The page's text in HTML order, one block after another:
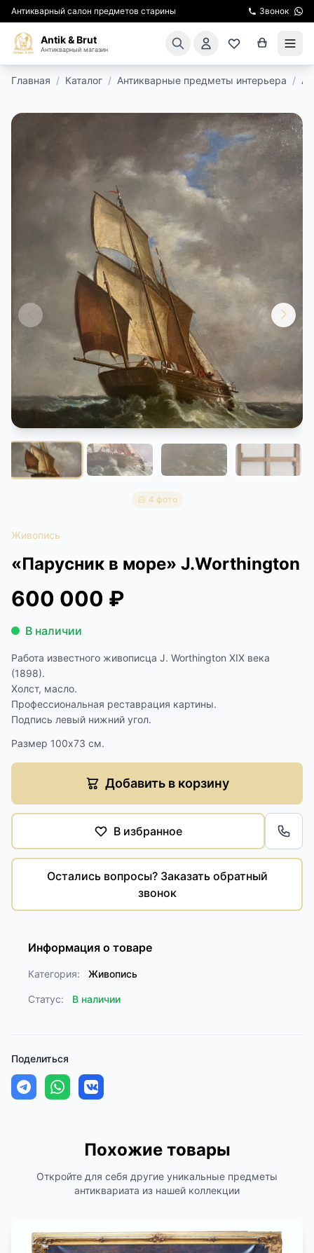
Антикварный салон предметов старины Звонок
Antik & Brut
Антикварный магазин
ПОДАРКИ
КИНОСЪЕМКА
ЭКСКУРСИИ
РЕСТАВРАЦИЯ
КУРСЫ ПО РЕСТАВРАЦИИ
КОНТАКТЫ
ДОСТАВКА И ОПЛАТА
Главная / Каталог / Антикварные предметы интерьера /
4 фото
Живопись
«Парусник в море» J.Worthington
600 000 ₽
В наличии
Работа известного живописца J. Worthington XIX века
(1898).
Холст, масло.
Профессиональная реставрация картины.
Подпись левый нижний угол.
Размер 100х73 см.
Добавить в корзину
В избранное
Остались вопросы? Заказать обратный
звонок
Информация о товаре
Категория: Живопись
Статус: В наличии
Поделиться
Похожие товары
Откройте для себя другие уникальные предметы
антиквариата из нашей коллекции